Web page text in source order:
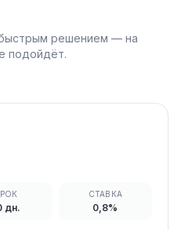
решением — на
подойдёт.
дн.
СТАВКА
0,8%